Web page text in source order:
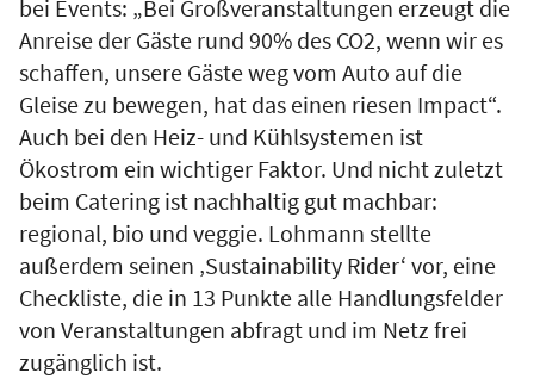
bei Events: „Bei Großveranstaltungen erzeugt die
Anreise der Gäste rund 90% des CO2, wenn wir es
schaffen, unsere Gäste weg vom Auto auf die
Gleise zu bewegen, hat das einen riesen Impact“.
Auch bei den Heiz- und Kühlsystemen ist
Ökostrom ein wichtiger Faktor. Und nicht zuletzt
beim Catering ist nachhaltig gut machbar:
regional, bio und veggie. Lohmann stellte
außerdem seinen ‚Sustainability Rider‘ vor, eine
Checkliste, die in 13 Punkte alle Handlungsfelder
von Veranstaltungen abfragt und im Netz frei
zugänglich ist.